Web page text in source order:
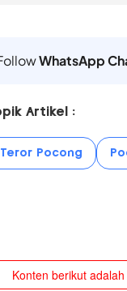
WhatsApp
Artikel :
Teror Pocong